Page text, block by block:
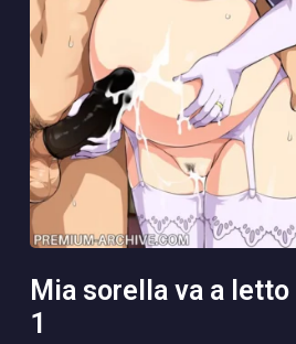
mia sorella va a letto con papà 3 pt
1